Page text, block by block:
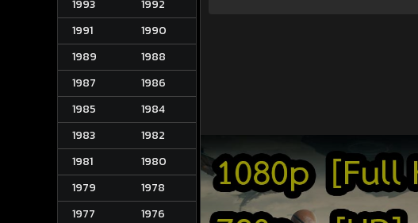
1993
1992
1991
1990
1989
1988
1987
1986
1985
1984
1983
1982
1981
1980
1979
1978
1977
1976